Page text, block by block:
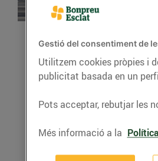
ACTUALITAT
Com s’ha
nou
productes
Bonpreu i
29/de març/2017
Gestió del consentiment de
Utilitzem cookies pròpies i
publicitat basada en un
Pots acceptar, rebutjar les
Més informació a la